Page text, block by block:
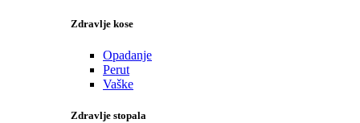
Zdravlje kose
Opadanje
Perut
Vaške
Zdravlje stopala